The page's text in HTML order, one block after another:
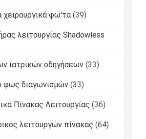
χειρουργικά φω'τα (39)
λειτουργίας Shadowless
ιατρικών οδηγήσεων (33)
φως διαγωνισμών (33)
Πίνακας Λειτουργίας (36)
λειτουργών πίνακας (64)